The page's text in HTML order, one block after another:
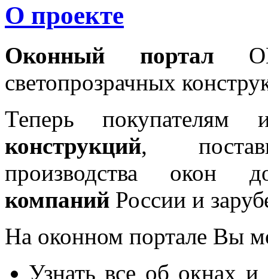
О проекте
Оконный портал
светопрозрачных
Теперь покупателям
конструкций,
производства окон
компаний России и
На оконном портале Вы
Узнать все об окнах и